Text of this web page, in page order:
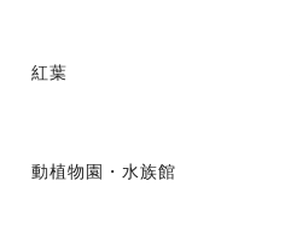
紅葉
動植物園・水族館